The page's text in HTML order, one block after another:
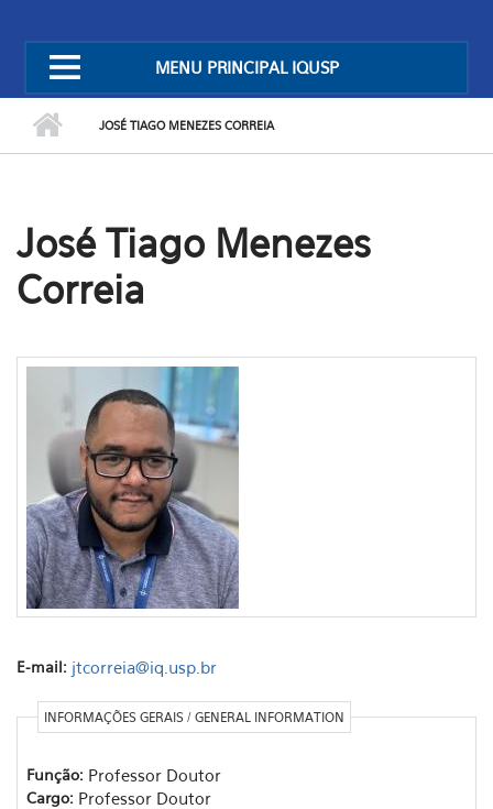
MENU PRINCIPAL IQUSP
JOSÉ TIAGO MENEZES CORREIA
José Tiago Menezes
Correia
E-mail: jtcorreia@iq.usp.br
INFORMAÇÕES GERAIS / GENERAL INFORMATION
Função: Professor Doutor
Cargo: Professor Doutor